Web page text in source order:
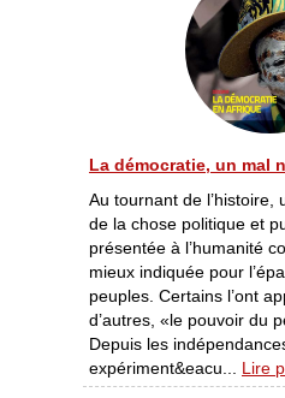
La démocratie, un mal
Au tournant de l’histoire,
de la chose politique et
présentée à l’humanité
mieux indiquée pour
peuples. Certains l’ont
d’autres, «le pouvoir du
Depuis les
expériment&eacu... Lire